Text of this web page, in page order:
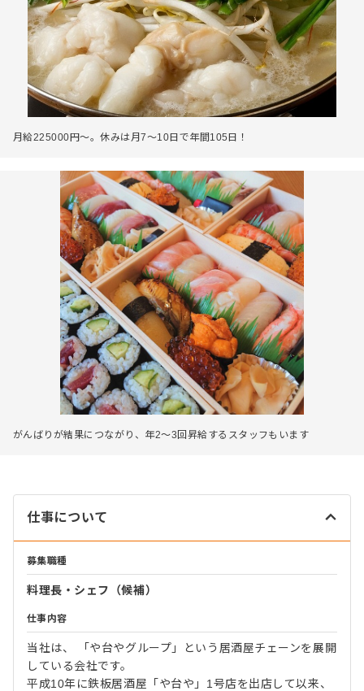
月給225000円～。休みは月7～10日で年間105日！
がんばりが結果につながり、年2～3回昇給するスタッフもいます
仕事について
募集職種
料理長・シェフ（候補）
仕事内容
当社は、 「や台やグループ」という居酒屋チェーンを展開
している会社です。
平成10年に鉄板居酒屋「や台や」1号店を出店して以来、